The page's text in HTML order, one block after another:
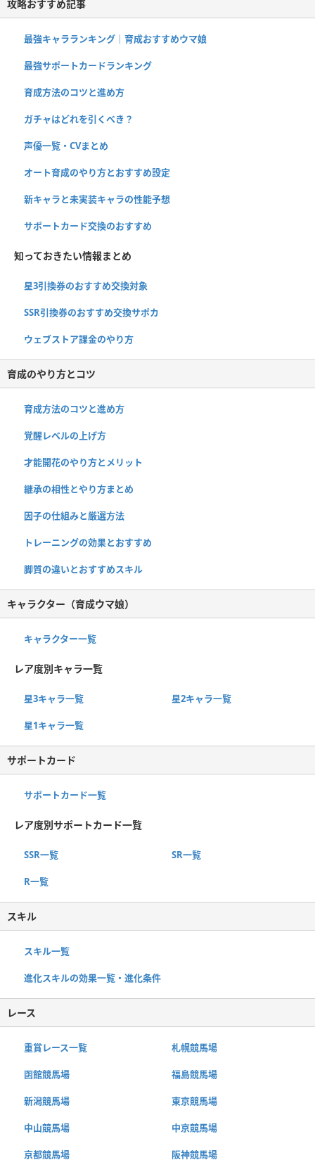
攻略おすすめ記事
最強キャラランキング｜育成おすすめウマ娘
最強サポートカードランキング
育成方法のコツと進め方
ガチャはどれを引くべき？
声優一覧・CVまとめ
オート育成のやり方とおすすめ設定
新キャラと未実装キャラの性能予想
サポートカード交換のおすすめ
知っておきたい情報まとめ
星3引換券のおすすめ交換対象
SSR引換券のおすすめ交換サポカ
ウェブストア課金のやり方
育成のやり方とコツ
育成方法のコツと進め方
覚醒レベルの上げ方
才能開花のやり方とメリット
継承の相性とやり方まとめ
因子の仕組みと厳選方法
トレーニングの効果とおすすめ
脚質の違いとおすすめスキル
キャラクター（育成ウマ娘）
キャラクター一覧
レア度別キャラ一覧
星3キャラ一覧 星2キャラ一覧
星1キャラ一覧
サポートカード
サポートカード一覧
レア度別サポートカード一覧
SSR一覧 SR一覧
R一覧
スキル
スキル一覧
進化スキルの効果一覧・進化条件
レース
重賞レース一覧 札幌競馬場
函館競馬場 福島競馬場
新潟競馬場 東京競馬場
中山競馬場 中京競馬場
京都競馬場 阪神競馬場